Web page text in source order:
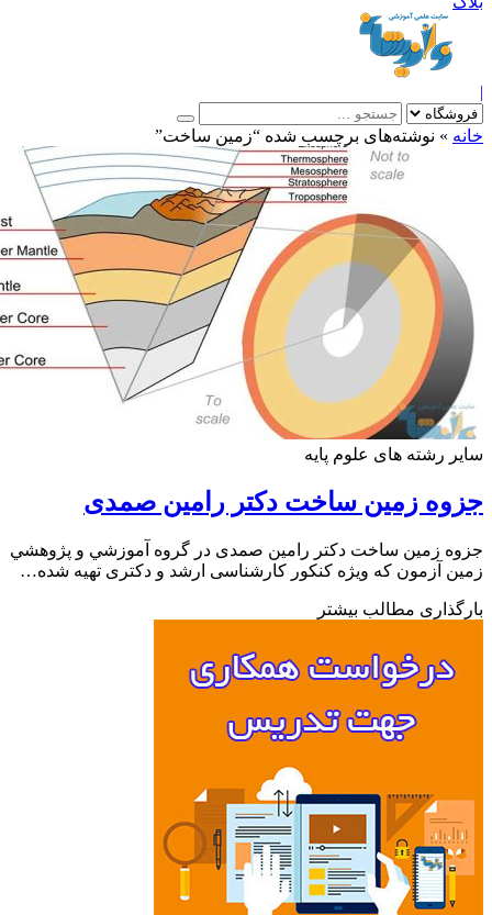
»نوشته‌های برچسب شده “زمین ساخت”
رشته های علوم پایه
زمین ساخت دکتر رامین صمدی
زمین ساخت دکتر رامین صمدی در گروه آموزشي و پژوهشي
آزمون که ویژه کنکور کارشناسی ارشد و دکتری تهیه شده…
مطالب بیشتر